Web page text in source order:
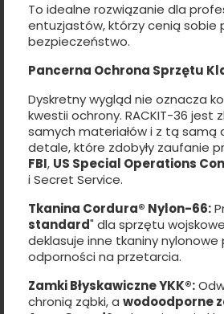
To idealne rozwiązanie dla
entuzjastów, którzy cenią sobie
bezpieczeństwo.
Pancerna Ochrona Sprzętu
Dyskretny wygląd nie oznacza
kwestii ochrony. RACKIT-36 jest
samych materiałów i z tą samą
detale, które zdobyły zaufanie
FBI, US Special Operations
i Secret Service.
Tkanina Cordura® Nylon-66:
standard" dla sprzętu
deklasuje inne tkaniny
odporności na przetarcia.
Zamki Błyskawiczne YKK®:
chronią ząbki, a wodoodporne